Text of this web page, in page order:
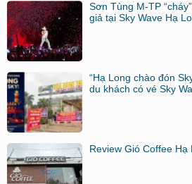
Sơn Tùng M-TP
giả tại Sky Wave Hạ
“Hạ Long chào đón
du khách có vé Sky
Review Gió Coffee Hạ